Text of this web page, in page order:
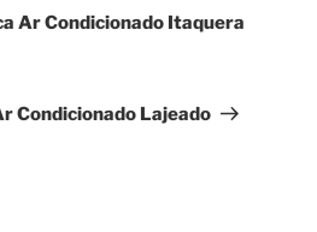
Ar Condicionado Itaquera
Condicionado Lajeado